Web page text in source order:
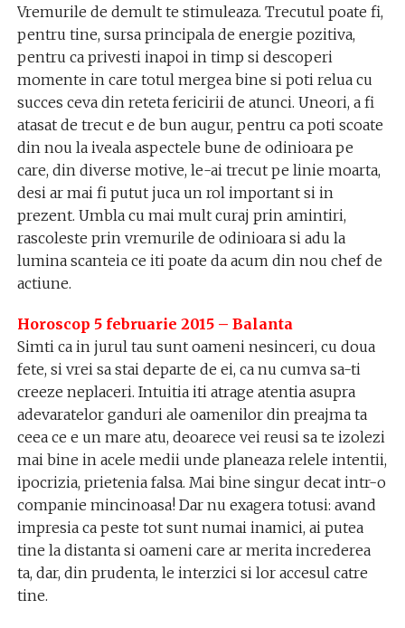
Vremurile de demult te stimuleaza. Trecutul poate fi,
pentru tine, sursa principala de energie pozitiva,
pentru ca privesti inapoi in timp si descoperi
momente in care totul mergea bine si poti relua cu
succes ceva din reteta fericirii de atunci. Uneori, a fi
atasat de trecut e de bun augur, pentru ca poti scoate
din nou la iveala aspectele bune de odinioara pe
care, din diverse motive, le-ai trecut pe linie moarta,
desi ar mai fi putut juca un rol important si in
prezent. Umbla cu mai mult curaj prin amintiri,
rascoleste prin vremurile de odinioara si adu la
lumina scanteia ce iti poate da acum din nou chef de
actiune.
Horoscop 5 februarie 2015 – Balanta
Simti ca in jurul tau sunt oameni nesinceri, cu doua
fete, si vrei sa stai departe de ei, ca nu cumva sa-ti
creeze neplaceri. Intuitia iti atrage atentia asupra
adevaratelor ganduri ale oamenilor din preajma ta
ceea ce e un mare atu, deoarece vei reusi sa te izolezi
mai bine in acele medii unde planeaza relele intentii,
ipocrizia, prietenia falsa. Mai bine singur decat intr-o
companie mincinoasa! Dar nu exagera totusi: avand
impresia ca peste tot sunt numai inamici, ai putea
tine la distanta si oameni care ar merita increderea
ta, dar, din prudenta, le interzici si lor accesul catre
tine.